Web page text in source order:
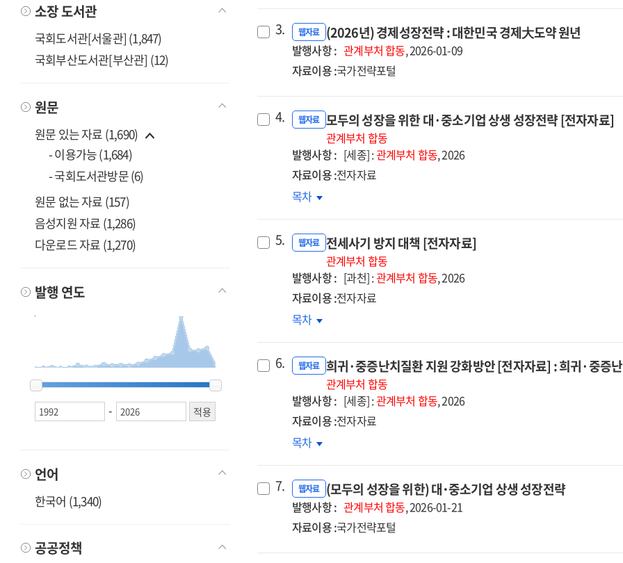
소장 도서관
국회도서관[서울관] (1,847)
국회부산도서관[부산관] (12)
원문
원문 있는 자료 (1,690)
- 이용가능 (1,684)
- 국회도서관방문 (6)
원문 없는 자료 (157)
음성지원 자료 (1,286)
다운로드 자료 (1,270)
발행 연도
-
언어
한국어 (1,340)
공공정책
발걸음,
「모두의
창업
계획
[전자자료]
3. 웹자료 (2026년) 경제성장전략 : 대한민국 경제大도약 원년
발행사항 : 관계부처합동, 2026-01-09
자료이용 :국가전략포털
4. 웹자료 모두의 성장을 위한 대·중소기업 상생 성장전략 [전자자료]
관계부처 합동
발행사항 : [세종] :관계부처 합동, 2026
자료이용 :전자자료
모두의
대
중소기업
상생
성장전략
[전자자료]
목차
5. 웹자료 전세사기 방지 대책 [전자자료]
관계부처 합동
발행사항 : [과천] :관계부처 합동, 2026
자료이용 :전자자료
전세사기
[전자자료]
목차
6. 웹자료 희귀·중증난치질환 지원 강화방안 [전자자료] : 희귀·중증
관계부처 합동
발행사항 : [세종] :관계부처 합동, 2026
자료이용 :전자자료
희귀
지원
강화방안
[전자자료]
목차
7. 웹자료 (모두의 성장을 위한) 대･중소기업 상생 성장전략
발행사항 : 관계부처합동, 2026-01-21
자료이용 :국가전략포털